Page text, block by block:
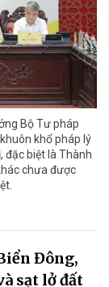
Bộ Tư pháp
khổ pháp lý
đặc biệt là Thành
chưa được
Đông,
sạt lở đất